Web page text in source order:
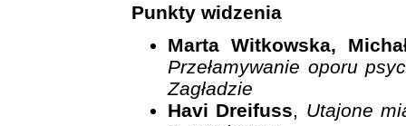
Punkty widzenia
Marta Witkowska,
Przełamywanie oporu
Zagładzie
Havi Dreifuss, Utajone